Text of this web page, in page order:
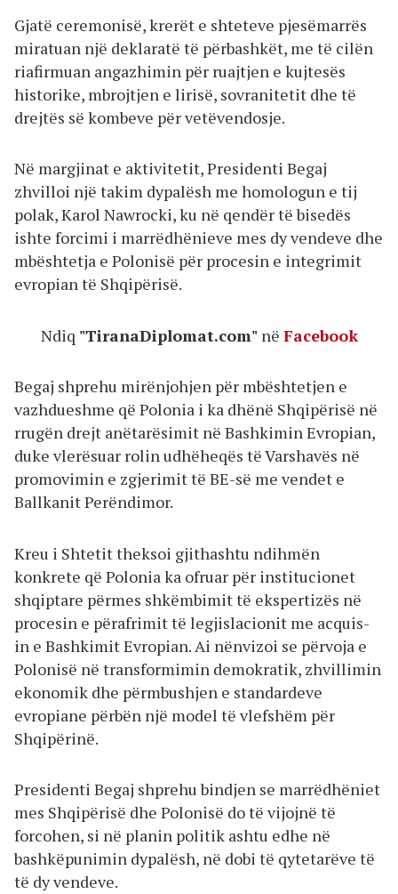
Gjatë ceremonisë, krerët e shteteve pjesëmarrës
miratuan një deklaratë të përbashkët, me të cilën
riafirmuan angazhimin për ruajtjen e kujtesës
historike, mbrojtjen e lirisë, sovranitetit dhe të
drejtës së kombeve për vetëvendosje.
Në margjinat e aktivitetit, Presidenti Begaj
zhvilloi një takim dypalësh me homologun e tij
polak, Karol Nawrocki, ku në qendër të bisedës
ishte forcimi i marrëdhënieve mes dy vendeve dhe
mbështetja e Polonisë për procesin e integrimit
evropian të Shqipërisë.
Ndiq "TiranaDiplomat.com" në Facebook
Begaj shprehu mirënjohjen për mbështetjen e
vazhdueshme që Polonia i ka dhënë Shqipërisë në
rrugën drejt anëtarësimit në Bashkimin Evropian,
duke vlerësuar rolin udhëheqës të Varshavës në
promovimin e zgjerimit të BE-së me vendet e
Ballkanit Perëndimor.
Kreu i Shtetit theksoi gjithashtu ndihmën
konkrete që Polonia ka ofruar për institucionet
shqiptare përmes shkëmbimit të ekspertizës në
procesin e përafrimit të legjislacionit me acquis-
in e Bashkimit Evropian. Ai nënvizoi se përvoja e
Polonisë në transformimin demokratik, zhvillimin
ekonomik dhe përmbushjen e standardeve
evropiane përbën një model të vlefshëm për
Shqipërinë.
Presidenti Begaj shprehu bindjen se marrëdhëniet
mes Shqipërisë dhe Polonisë do të vijojnë të
forcohen, si në planin politik ashtu edhe në
bashkëpunimin dypalësh, në dobi të qytetarëve të
të dy vendeve.